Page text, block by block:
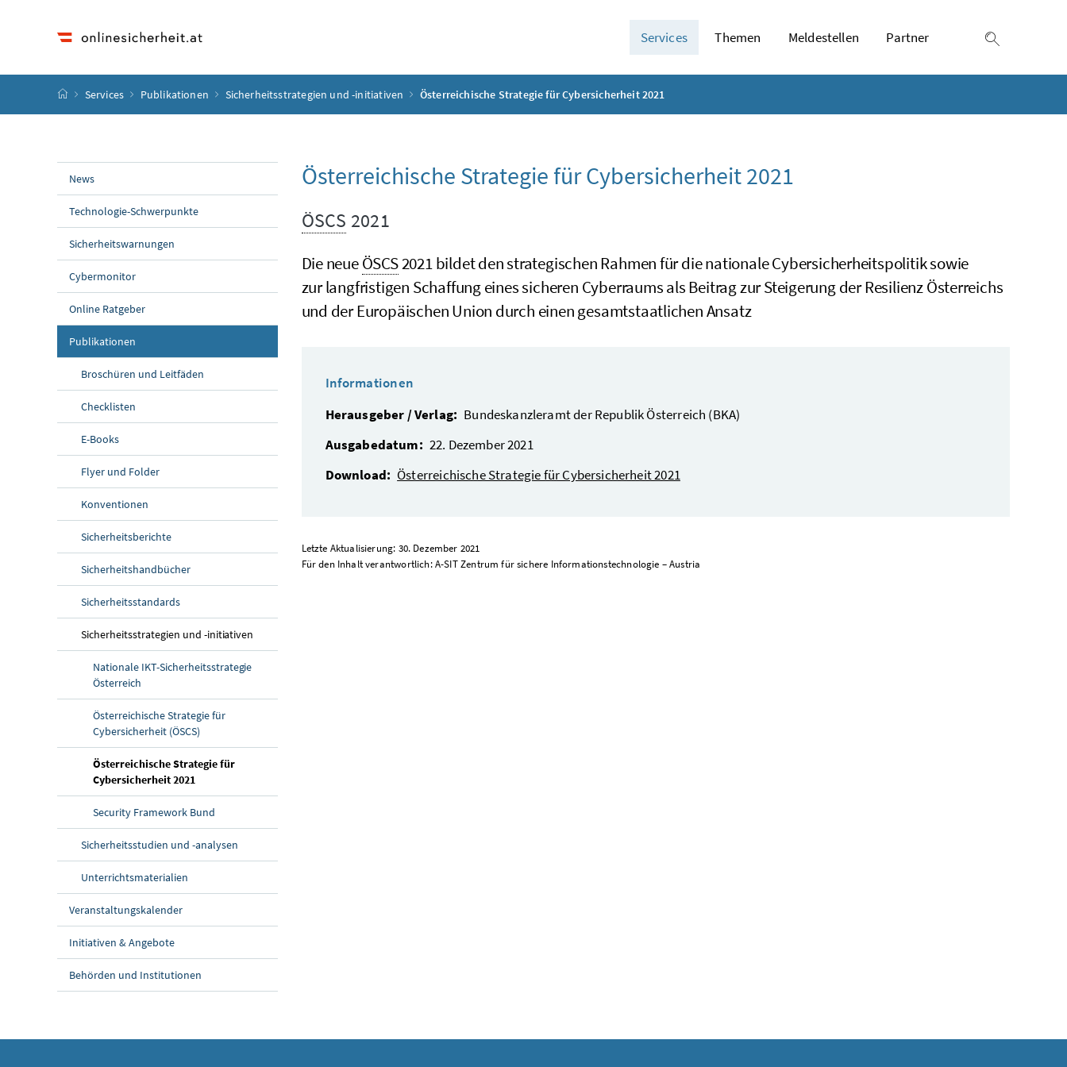
Services Themen Meldestellen Partner
Startseite
Services Publikationen Sicherheitsstrategien und -initiativen Österreichische Strategie für Cybersicherheit 2021
News
Technologie-Schwerpunkte
Sicherheitswarnungen
Cybermonitor
Online Ratgeber
Publikationen
Broschüren und Leitfäden
Checklisten
E-Books
Flyer und Folder
Konventionen
Sicherheitsberichte
Sicherheitshandbücher
Sicherheitsstandards
Sicherheitsstrategien und -initiativen
Nationale IKT-Sicherheitsstrategie
Österreich
Österreichische Strategie für
Cybersicherheit (ÖSCS)
Österreichische Strategie für
Cybersicherheit 2021
Security Framework Bund
Sicherheitsstudien und -analysen
Unterrichtsmaterialien
Veranstaltungskalender
Initiativen & Angebote
Behörden und Institutionen
Österreichische Strategie für Cybersicherheit 2021
ÖSCS 2021
Die neueÖSCS2021 bildet den strategischen Rahmen für die nationale Cybersicherheitspolitik sowie
zur langfristigen Schaffung eines sicheren Cyberraums als Beitrag zur Steigerung der Resilienz Österreichs
und der Europäischen Union durch einen gesamtstaatlichen Ansatz
Informationen
Herausgeber / Verlag: Bundeskanzleramt der Republik Österreich (BKA)
Ausgabedatum: 22. Dezember 2021
Download: Österreichische Strategie für Cybersicherheit 2021
Letzte Aktualisierung: 30. Dezember 2021
Für den Inhalt verantwortlich: A-SIT Zentrum für sichere Informationstechnologie – Austria